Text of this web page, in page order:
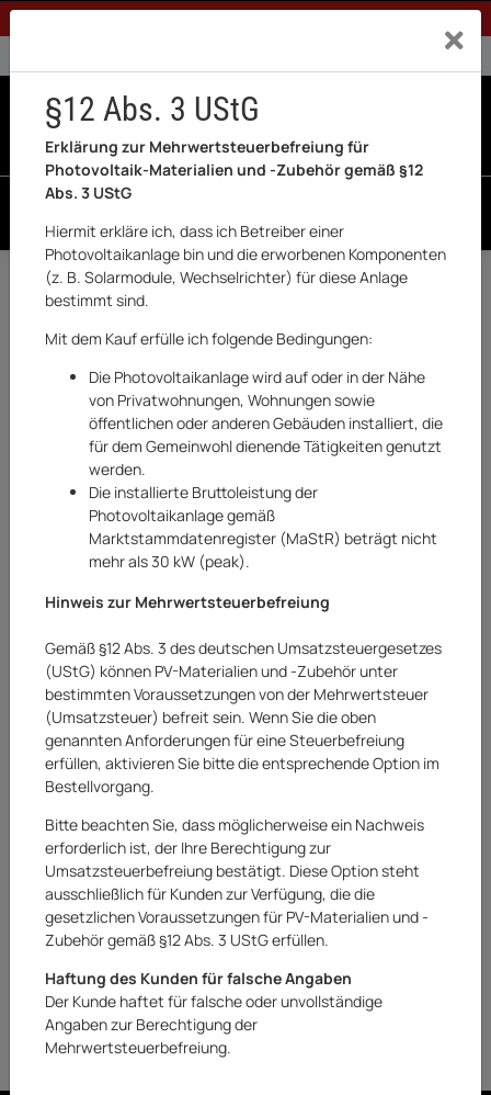
1% Rabatt bei Banküberweisung (Privatkunden)Exklusiv
Startseite
PKM
FILTER & SORT
Sortierung 1 Produkt(e) gefunden
AUF LAGER
PKM
DW12A++7 EEK: E
449,00 €
inkl. 19% USt.
Versandkostenfreie
Lieferung
Netto: 377,31€
Knapper Lagerbestand
Lieferzeit:
1 - 2 Werktage
(DE - Ausland abweichend)
§12 Abs. 3 UStG
Erklärung zur Mehrwertsteuerbefreiung für
Photovoltaik-Materialien und -Zubehör gemäß §12
Abs. 3 UStG
Hiermit erkläre ich, dass ich Betreiber einer
Photovoltaikanlage bin und die erworbenen Komponenten
(z. B. Solarmodule, Wechselrichter) für diese Anlage
bestimmt sind.
Mit dem Kauf erfülle ich folgende Bedingungen:
Die Photovoltaikanlage wird auf oder in der Nähe
von Privatwohnungen, Wohnungen sowie
öffentlichen oder anderen Gebäuden installiert, die
für dem Gemeinwohl dienende Tätigkeiten genutzt
werden.
Die installierte Bruttoleistung der
Photovoltaikanlage gemäß
Marktstammdatenregister (MaStR) beträgt nicht
mehr als 30 kW (peak).
Hinweis zur Mehrwertsteuerbefreiung
Gemäß §12 Abs. 3 des deutschen Umsatzsteuergesetzes
(UStG) können PV-Materialien und -Zubehör unter
bestimmten Voraussetzungen von der Mehrwertsteuer
(Umsatzsteuer) befreit sein. Wenn Sie die oben
genannten Anforderungen für eine Steuerbefreiung
erfüllen, aktivieren Sie bitte die entsprechende Option im
Bestellvorgang.
Bitte beachten Sie, dass möglicherweise ein Nachweis
erforderlich ist, der Ihre Berechtigung zur
Umsatzsteuerbefreiung bestätigt. Diese Option steht
ausschließlich für Kunden zur Verfügung, die die
gesetzlichen Voraussetzungen für PV-Materialien und -
Zubehör gemäß §12 Abs. 3 UStG erfüllen.
Haftung des Kunden für falsche Angaben
Der Kunde haftet für falsche oder unvollständige
Angaben zur Berechtigung der
Mehrwertsteuerbefreiung.